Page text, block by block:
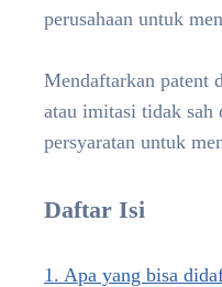
perusahaan untuk
Mendaftarkan patent
atau imitasi tidak sah
persyaratan untuk
Daftar Isi
1. Apa yang bisa